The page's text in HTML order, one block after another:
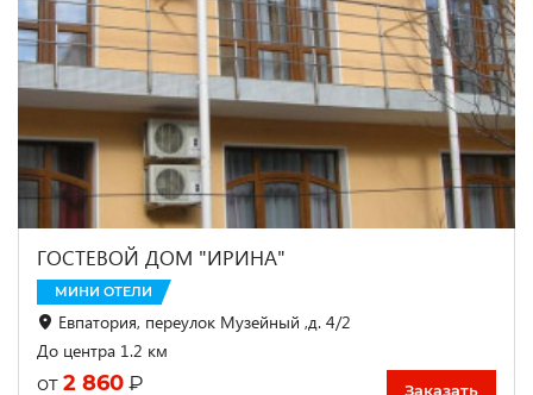
ГОСТЕВОЙ ДОМ "ИРИНА"
МИНИ ОТЕЛИ
Евпатория, переулок Музейный ,д. 4/2
До центра 1.2 км
от 2 860 ₽ Заказать